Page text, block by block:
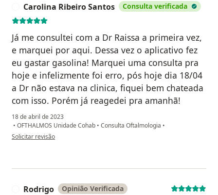
Carolina Ribeiro Santos Consulta verificada
Já me consultei com a Dr Raissa a primeira vez,
e marquei por aqui. Dessa vez o aplicativo fez
eu gastar gasolina! Marquei uma consulta pra
hoje e infelizmente foi erro, pós hoje dia 18/04
a Dr não estava na clinica, fiquei bem chateada
com isso. Porém já reagedei pra amanhã!
18 de abril de 2023
• OFTHALMOS Unidade Cohab • Consulta Oftalmologia •
na opinião do utilizador Carolina Ribeiro Santos
Solicitar revisão
Rodrigo Opinião Verificada